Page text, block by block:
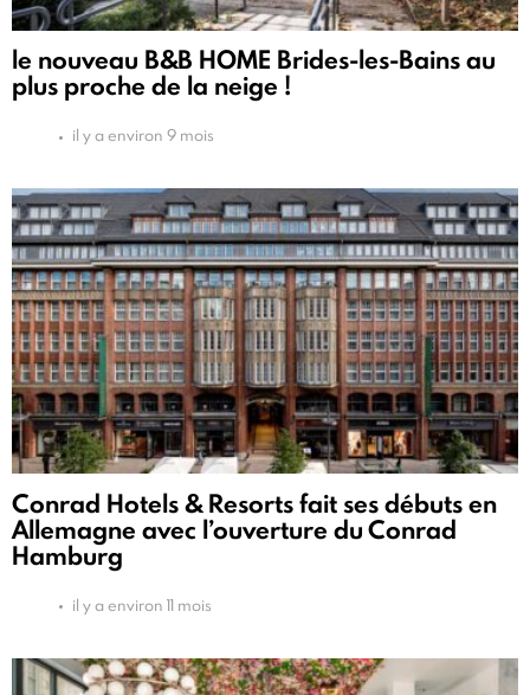
le nouveau B&B HOME Brides-les-Bains au
plus proche de la neige !
il y a environ 9 mois
Conrad Hotels & Resorts fait ses débuts en
Allemagne avec l’ouverture du Conrad
Hamburg
il y a environ 11 mois